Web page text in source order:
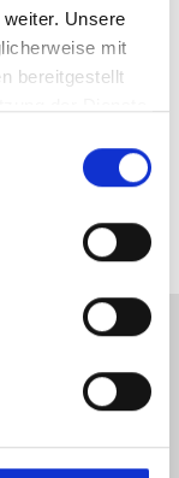
Unsere
mit
bereitgestellt
maximal